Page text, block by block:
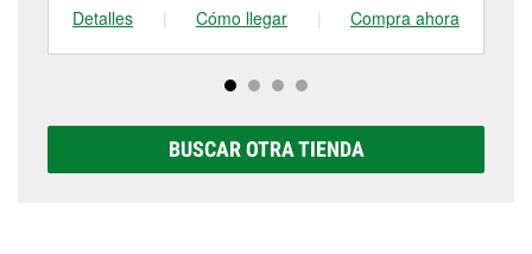
Detalles
| Cómo llegar | Compra ahora
BUSCAR OTRA TIENDA